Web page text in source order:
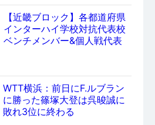
【近畿ブロック】各都道府県
インターハイ学校対抗代表校
ベンチメンバー&個人戦代表
WTT横浜：前日にF.ルブラン
に勝った篠塚大登は呉晙誠に
敗れ3位に終わる